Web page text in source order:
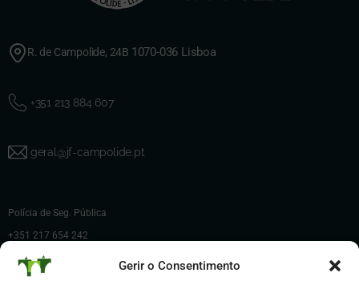
Gerir o Consentimento
R. de Campolide, 24B 1070-036 Lisboa
+351 213 884 607
geral@jf-campolide.pt
Polícia de Seg. Pública
+351 217 654 242
Polícia Municipal de Lisboa